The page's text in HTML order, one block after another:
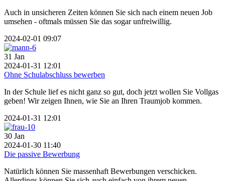
Auch in unsicheren Zeiten können Sie sich nach einem neuen Job
umsehen - oftmals müssen Sie das sogar unfreiwillig.
2024-02-01 09:07
31 Jan
2024-01-31 12:01
Ohne Schulabschluss bewerben
In der Schule lief es nicht ganz so gut, doch jetzt wollen Sie Vollgas
geben! Wir zeigen Ihnen, wie Sie an Ihren Traumjob kommen.
2024-01-31 12:01
30 Jan
2024-01-30 11:40
Die passive Bewerbung
Natürlich können Sie massenhaft Bewerbungen verschicken.